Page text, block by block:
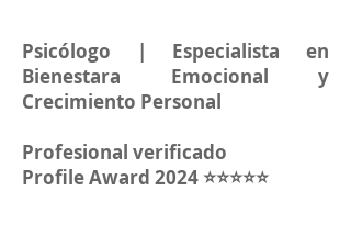
Psicólogo | Especialista en
Bienestara Emocional y
Crecimiento Personal
Profesional verificado
Profile Award 2024 ⭐⭐⭐⭐⭐